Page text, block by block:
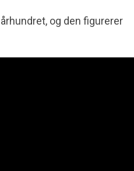
og den figurerer